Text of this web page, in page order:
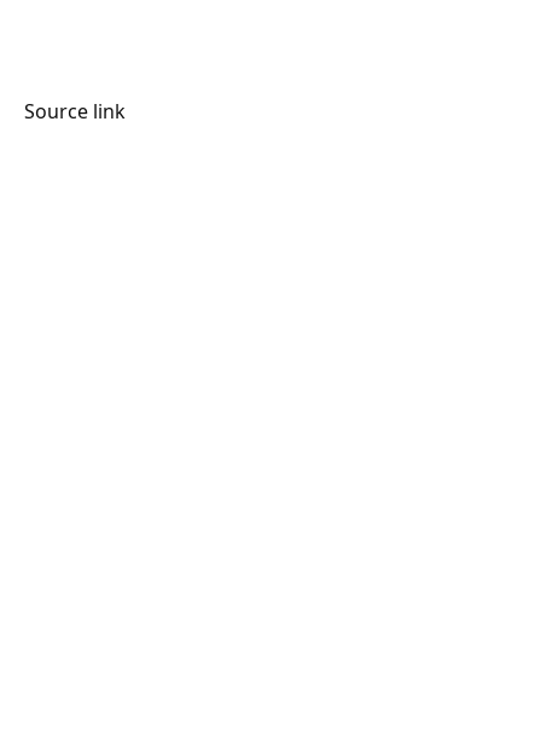
Source link